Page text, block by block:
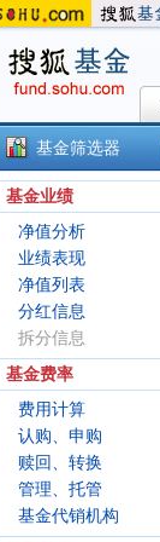
基金筛选器
基金业绩
净值分析
业绩表现
净值列表
分红信息
拆分信息
基金费率
费用计算
认购、申购
赎回、转换
管理、托管
基金代销机构